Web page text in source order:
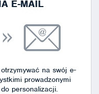
E-MAIL
na swój e-
prowadzonymi
personalizacji.